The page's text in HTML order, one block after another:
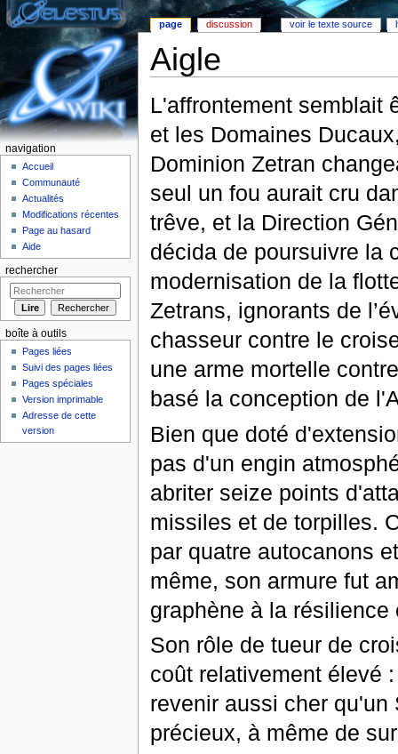
Aigle
L'affrontement semblait
et les Domaines
Dominion Zetran
seul un fou aurait cru
trêve, et la Direction
décida de poursuivre la
modernisation de la
Zetrans, ignorants de
chasseur contre le
une arme mortelle
basé la conception de
Bien que doté
pas d'un engin
abriter seize points
missiles et de torpilles.
par quatre autocanons
même, son armure fut
graphène à la résilience
Son rôle de tueur de
coût relativement élevé
revenir aussi cher
précieux, à même de
page discussion voir le texte source
navigation
Accueil
Communauté
Actualités
Modifications récentes
Page au hasard
Aide
rechercher
boîte à outils
Pages liées
Suivi des pages liées
Pages spéciales
Version imprimable
Adresse de cette
version